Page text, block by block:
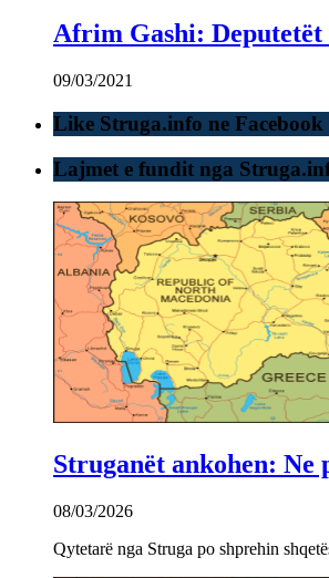
Afrim Gashi: Deputetët
09/03/2021
Like Struga.info ne Facebook
Lajmet e fundit nga
Struganët ankohen: Ne
08/03/2026
Qytetarë nga Struga po shprehin